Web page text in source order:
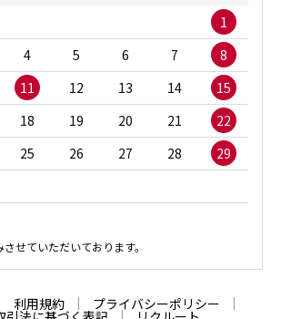
1
4 5 6 7
8
11 12 13 14
15
18 19 20 21
22
25 26 27 28
29
せていただいております。
利用規約 プライバシーポリシー